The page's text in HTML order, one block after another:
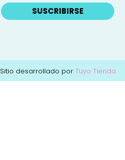
SUSCRIBIRSE
Sitio desarrollado por Tuyo Tienda